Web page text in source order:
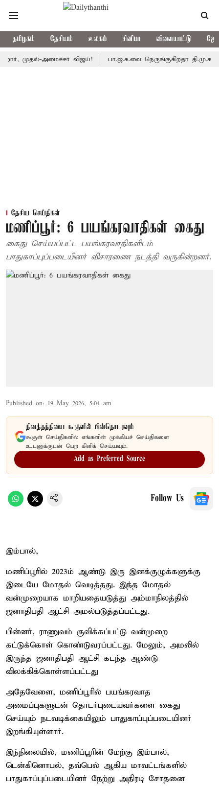
தமிழகம் தேசியம் உலகம் சினிமா விளையாட்டு
அமைச்சர் விஜய்! பா.ஜ.க.வை நெருங்குகிறதா தி.மு.க.?
தேசிய செய்திகள்
மணிப்பூர்: 6 பயங்கரவாதிகள் கைது
கைது செய்யப்பட்ட பயங்கரவாதிகளிடம்
பாதுகாப்புப்படையினர் விசாரணை நடத்தி வருகின்றனர்.
Published on: 19 May 2026, 5:04 am
தினத்தந்தியை கூகுளில் பின்தொடரவும்
கூகுள் செய்திகளில் எங்களின் முக்கியச் செய்திகளை
உடனுக்குடன் பெற கிளிக் செய்யவும்.
Add as Preferred Source
Follow Us
இம்பால்,
மணிப்பூரில் 2023ம் ஆண்டு இரு இனக்குழுக்களுக்கு
இடையே மோதல் வெடித்தது. இந்த மோதல்
வன்முறையாக மாறியதையடுத்து அம்மாநிலத்தில்
ஜனாதிபதி ஆட்சி அமல்படுத்தப்பட்டது.
பின்னர், ராணுவம் குவிக்கப்பட்டு வன்முறை
கட்டுக்கொள் கொண்டுவரப்பட்டது. மேலும், அமலில்
இருந்த ஜனாதிபதி ஆட்சி கடந்த ஆண்டு
விலக்கிக்கொள்ளப்பட்டது
அதேவேளை, மணிப்பூரில் பயங்கரவாத
அமைப்புகளுடன் தொடர்புடையவர்களை கைது
செய்யும் நடவடிக்கையிலும் பாதுகாப்புப்படையினர்
இறங்கியுள்ளார்.
இந்நிலையில், மணிப்பூரின் மேற்கு இம்பால்,
டென்கினொபல், தவ்பெல் ஆகிய மாவட்டங்களில்
பாதுகாப்புப்படையினர் நேற்று அதிரடி சோதனை